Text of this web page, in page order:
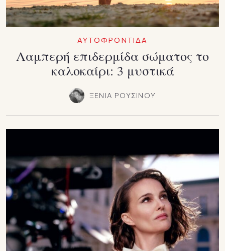
ΑΥΤΟΦΡΟΝΤΙΔΑ
Λαμπερή επιδερμίδα σώματος το
καλοκαίρι: 3 μυστικά
ΞΕΝΙΑ ΡΟΥΣΙΝΟΥ